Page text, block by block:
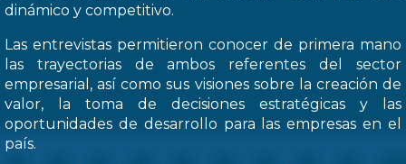
dinámico y competitivo.
Las entrevistas permitieron conocer de primera mano
las trayectorias de ambos referentes del sector
empresarial, así como sus visiones sobre la creación de
valor, la toma de decisiones estratégicas y las
oportunidades de desarrollo para las empresas en el
país.